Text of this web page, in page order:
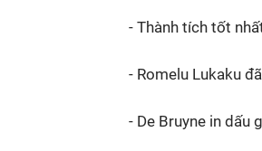
- Thành tích tốt
- Romelu Lukaku
- De Bruyne in dấu